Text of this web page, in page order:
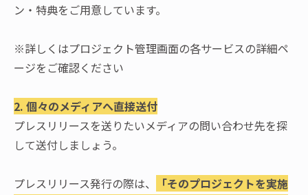
ン・特典をご用意しています。
※詳しくはプロジェクト管理画面の各サービスの詳細ペ
ージをご確認ください
2. 個々のメディアへ直接送付
プレスリリースを送りたいメディアの問い合わせ先を探
して送付しましょう。
プレスリリース発行の際は、
「そのプロジェクトを実施